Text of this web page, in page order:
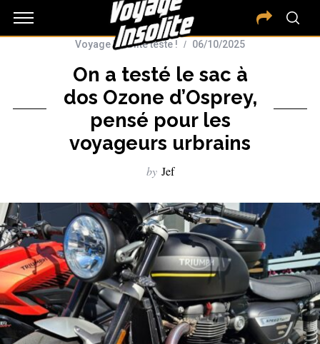
Voyage Insolite teste ! 06/10/2025
On a testé le sac à
dos Ozone d’Osprey,
pensé pour les
voyageurs urbrains
by Jef